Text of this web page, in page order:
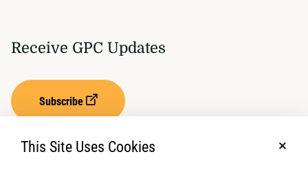
Receive GPC Updates
Subscribe
This Site Uses Cookies